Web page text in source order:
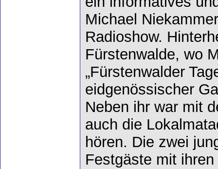
Michael
Radioshow.
Fürstenwalde, wo
„Fürstenwalder
eidgenössischer
Neben ihr war mit
auch die
hören. Die zwei
Festgäste mit